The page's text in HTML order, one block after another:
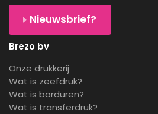
Nieuwsbrief?
Brezo bv
Onze drukkerij
Wat is zeefdruk?
Wat is borduren?
Wat is transferdruk?